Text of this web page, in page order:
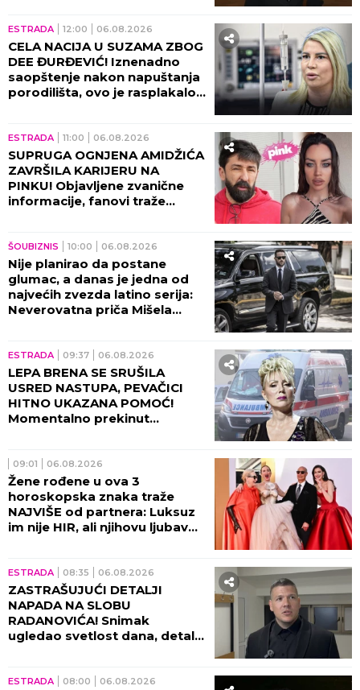
ESTRADA 12:00 06.08.2026
CELA NACIJA U SUZAMA ZBOG
DEE ĐURĐEVIĆ! Iznenadno
saopštenje nakon napuštanja
porodilišta, ovo je rasplakalo
ESTRADA 11:00 06.08.2026
SUPRUGA OGNJENA AMIDŽIĆA
ZAVRŠILA KARIJERU NA
PINKU! Objavljene zvanične
informacije, fanovi traže
ŠOUBIZNIS 10:00 06.08.2026
Nije planirao da postane
glumac, a danas je jedna od
najvećih zvezda latino serija:
Neverovatna priča Mišela
ESTRADA 09:37 06.08.2026
LEPA BRENA SE SRUŠILA
USRED NASTUPA, PEVAČICI
HITNO UKAZANA POMOĆ!
Momentalno prekinut
09:01 06.08.2026
Žene rođene u ova 3
horoskopska znaka traže
NAJVIŠE od partnera: Luksuz
im nije HIR, ali njihovu ljubav
ESTRADA 08:35 06.08.2026
ZASTRAŠUJUĆI DETALJI
NAPADA NA SLOBU
RADANOVIĆA! Snimak
ugledao svetlost dana, detalji
ESTRADA 08:00 06.08.2026